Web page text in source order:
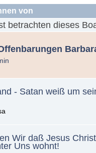
von
betrachten dieses
- Satan weiß um
Wir daß Jesus
Uns wohnt!